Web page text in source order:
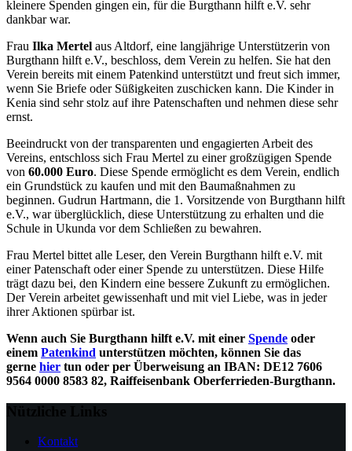
kleinere Spenden gingen ein, für die Burgthann hilft e.V. sehr
dankbar war.
Frau Ilka Mertel aus Altdorf, eine langjährige Unterstützerin von
Burgthann hilft e.V., beschloss, dem Verein zu helfen. Sie hat den
Verein bereits mit einem Patenkind unterstützt und freut sich immer,
wenn Sie Briefe oder Süßigkeiten zuschicken kann. Die Kinder in
Kenia sind sehr stolz auf ihre Patenschaften und nehmen diese sehr
ernst.
Beeindruckt von der transparenten und engagierten Arbeit des
Vereins, entschloss sich Frau Mertel zu einer großzügigen Spende
von 60.000 Euro. Diese Spende ermöglicht es dem Verein, endlich
ein Grundstück zu kaufen und mit den Baumaßnahmen zu
beginnen. Gudrun Hartmann, die 1. Vorsitzende von Burgthann hilft
e.V., war überglücklich, diese Unterstützung zu erhalten und die
Schule in Ukunda vor dem Schließen zu bewahren.
Frau Mertel bittet alle Leser, den Verein Burgthann hilft e.V. mit
einer Patenschaft oder einer Spende zu unterstützen. Diese Hilfe
trägt dazu bei, den Kindern eine bessere Zukunft zu ermöglichen.
Der Verein arbeitet gewissenhaft und mit viel Liebe, was in jeder
ihrer Aktionen spürbar ist.
Wenn auch Sie Burgthann hilft e.V. mit einer Spende oder
einem Patenkind unterstützen möchten, können Sie das
gerne hier tun oder per Überweisung an IBAN: DE12 7606
9564 0000 8583 82, Raiffeisenbank Oberferrieden-Burgthann.
Nützliche Links
Kontakt